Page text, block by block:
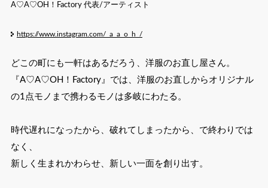
A♡A♡OH！Factory 代表/アーティスト
https://www.instagram.com/_a_a_o_h_/
どこの町にも一軒はあるだろう、洋服のお直し屋さん。
『A♡A♡OH！Factory』では、洋服のお直しからオリジナル
の1点モノまで携わるモノは多岐にわたる。
時代遅れになったから、破れてしまったから、で終わりでは
なく、
新しく生まれかわらせ、新しい一面を創り出す。